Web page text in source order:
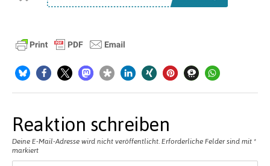
Reaktion schreiben
Deine E-Mail-Adresse wird nicht veröffentlicht. Erforderliche Felder sind mit *
markiert